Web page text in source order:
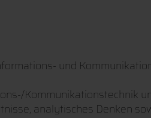
und
Kommunikationstechnik
analytisches Denken